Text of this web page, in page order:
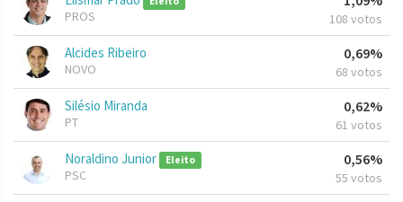
PROS 108 votos
Alcides Ribeiro
NOVO
0,69%
68 votos
Silésio Miranda
PT
0,62%
61 votos
Noraldino Junior Eleito
PSC
0,56%
55 votos